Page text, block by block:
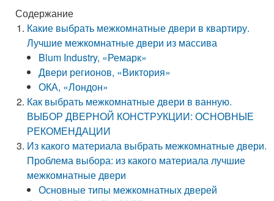
Содержание
Какие выбрать межкомнатные двери в квартиру.
Лучшие межкомнатные двери из массива
Blum Industry, «Ремарк»
Двери регионов, «Виктория»
ОКА, «Лондон»
Как выбрать межкомнатные двери в ванную.
ВЫБОР ДВЕРНОЙ КОНСТРУКЦИИ: ОСНОВНЫЕ
РЕКОМЕНДАЦИИ
Из какого материала выбрать межкомнатные двери.
Проблема выбора: из какого материала лучшие
межкомнатные двери
Основные типы межкомнатных дверей